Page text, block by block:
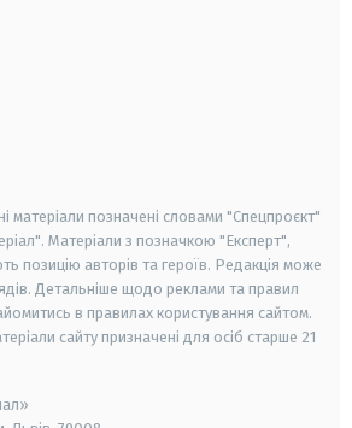
матеріали позначені словами "Спецпроєкт"
Матеріали з позначкою "Експерт",
позицію авторів та героїв. Редакція може
Детальніше щодо реклами та правил
в правилах користування сайтом.
сайту призначені для осіб старше 21